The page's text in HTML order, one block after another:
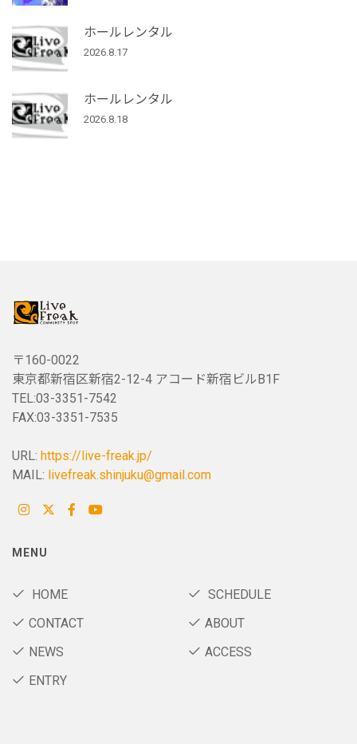
ホールレンタル
2026.8.17
ホールレンタル
2026.8.18
〒160-0022
東京都新宿区新宿2-12-4 アコード新宿ビルB1F
TEL:03-3351-7542
FAX:03-3351-7535
URL: https://live-freak.jp/
MAIL: livefreak.shinjuku@gmail.com
MENU
HOME
SCHEDULE
CONTACT
ABOUT
NEWS
ACCESS
ENTRY